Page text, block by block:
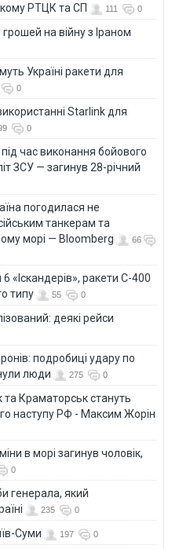
РТЦК та СП
111 0
на війну з Іраном
Україні ракети для
0
Starlink для
0
під час виконання бойового
ЗСУ — загинув 28-річний
погодилася не
танкерам та
морі — Bloomberg
66
«Іскандерів», ракети С-400
типу
55 0
деякі рейси
подробиці удару по
люди
275 0
та Краматорськ стануть
наступу РФ - Максим Жорін
в морі загинув чоловік,
0
генерала, який
235 0
Суми 197 0